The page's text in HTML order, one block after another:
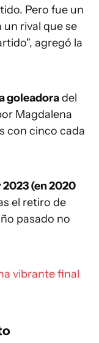
Pero fue un
rival que se
agregó la
goleadoradel
Magdalena
con cinco cada
2023 (en 2020
el retiro de
pasado no
vibrante final